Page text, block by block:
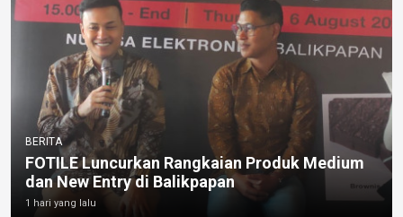
BERITA
FOTILE Luncurkan Rangkaian Produk Medium
dan New Entry di Balikpapan
1 hari yang lalu